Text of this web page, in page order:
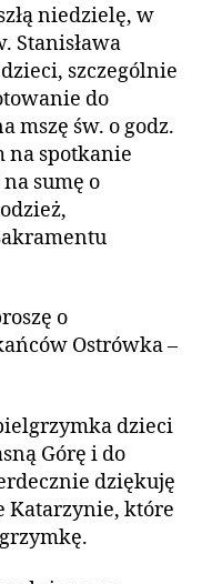
niedzielę, w
Stanisława
szczególnie
do
mszę św. o godz.
na spotkanie
sumę o
o
Ostrówka –
dzieci
Górę i do
dziękuję
Katarzynie, które